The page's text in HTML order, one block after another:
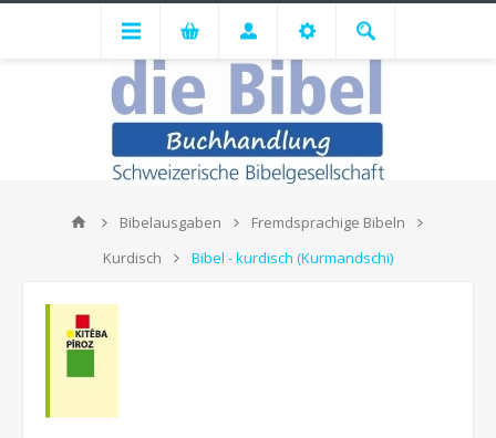
Bibelausgaben
Fremdsprachige Bibeln
Kurdisch
Bibel - kurdisch (Kurmandschi)